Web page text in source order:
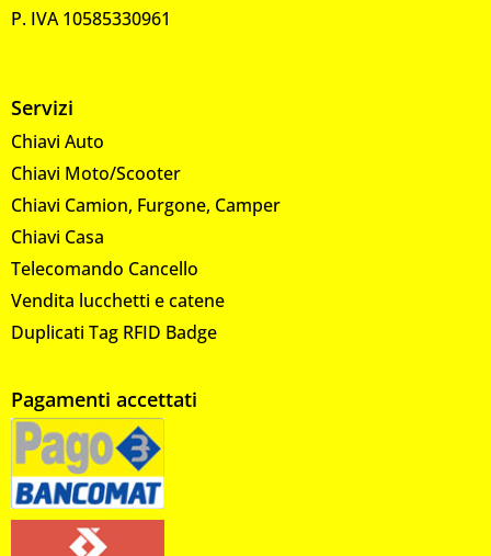
P. IVA 10585330961
Servizi
Chiavi Auto
Chiavi Moto/Scooter
Chiavi Camion, Furgone, Camper
Chiavi Casa
Telecomando Cancello
Vendita lucchetti e catene
Duplicati Tag RFID Badge
Pagamenti accettati